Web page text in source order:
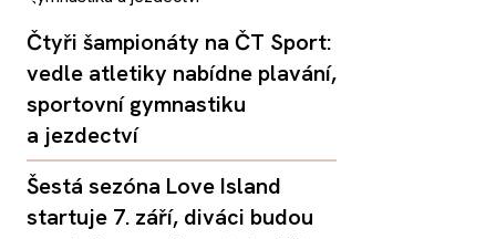
Čtyři šampionáty na ČT Sport:
vedle atletiky nabídne plavání,
sportovní gymnastiku
a jezdectví
Šestá sezóna Love Island
startuje 7. září, diváci budou